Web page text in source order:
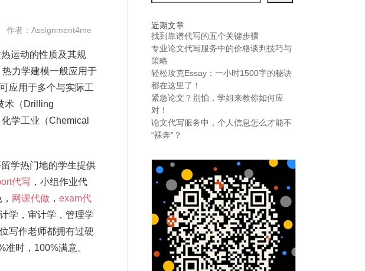
作者：Assignment4me
运动的性质及其规
力学建模一般应用于
应用于多个与实际工
术（Drilling
学工业（Chemical
学热门地的学生提供
代写 ，小组作业代
网课代做 ， exam代
学，审计学，管理学
写作老师都拥有过硬
时，100%满意。
近期文章
找到靠谱代写的五个关键步骤
专业论文代写服务中的价格谈判技巧与
策略
轻松攻克Essay：一小时1500字的秘诀
都在这里了！
紧急论文？别怕，学姐来教你如何应
对！
论文代写服务中，个人信息怎么才能不
“裸奔”？